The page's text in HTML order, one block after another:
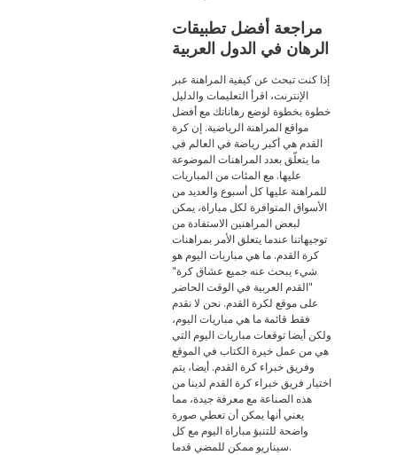
مراجعة أفضل تطبيقات
الرهان في الدول العربية
إذا كنت تبحث عن كيفية المراهنة عبر
الإنترنت، اقرأ التعليمات والدليل
خطوة بخطوة لوضع رهاناتك مع أفضل
مواقع المراهنة الرياضية. إن كرة
القدم هي أكبر رياضة في العالم في
ما يتعلّق بعدد المراهنات الموضوعة
عليها. مع المئات من المباريات
للمراهنة عليها كل أسبوع والعديد من
الأسواق المتوافرة لكل مباراة، يمكن
لبعض المراهنين الاستفادة من
توجيهاتنا عندما يتعلق الأمر بمراهنات
كرة القدم. ما هي مباريات اليوم هو
شيء يبحث عنه جميع عشاق كرة"
"القدم العربية في الوقت الحاضر
على موقع لكرة القدم. نحن لا نقدم
فقط قائمة ما هي مباريات اليوم،
ولكن أيضا توقعات مباريات اليوم التي
هي من عمل خيرة الكتاب في الموقع
وفريق خبراء كرة القدم. أيضا، يتم
اختيار فريق خبراء كرة القدم لدينا من
هذه الصناعة مع معرفة جيدة، مما
يعني أنها يمكن أن تعطي صورة
واضحة للتنبؤ مباراة اليوم مع كل
سيناريو ممكن للمضي قدما.